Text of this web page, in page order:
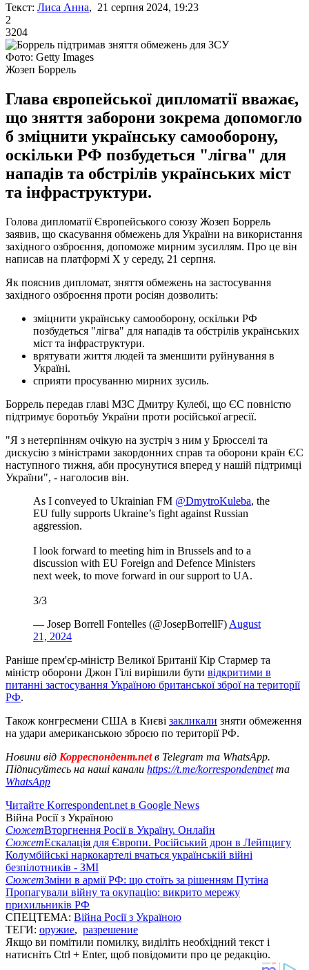
Текст: Лиса Анна, 21 серпня 2024, 19:23
2
3204
Фото: Getty Images
Жозеп Боррель
Глава європейської дипломатії вважає,
що зняття заборони зокрема допомогло
б зміцнити українську самооборону,
оскільки РФ позбудеться "лігва" для
нападів та обстрілів українських міст
та інфраструктури.
Голова дипломатії Європейського союзу Жозеп Боррель
заявив, що скасування обмежень для України на використання
західного озброєння, допоможе мирним зусиллям. Про це він
написав на платформі X у середу, 21 серпня.
Як пояснив дипломат, зняття обмежень на застосування
західного озброєння проти росіян дозволить:
зміцнити українську самооборону, оскільки РФ
позбудеться "лігва" для нападів та обстрілів українських
міст та інфраструктури.
врятувати життя людей та зменшити руйнування в
Україні.
сприяти просуванню мирних зусиль.
Боррель передав главі МЗС Дмитру Кулебі, що ЄС повністю
підтримує боротьбу України проти російської агресії.
"Я з нетерпінням очікую на зустріч з ним у Брюсселі та
дискусію з міністрами закордонних справ та оборони країн ЄС
наступного тижня, аби просунутися вперед у нашій підтримці
України", - наголосив він.
As I conveyed to Ukrainian FM @DmytroKuleba, the
EU fully supports Ukraine’s fight against Russian
aggression.
I look forward to meeting him in Brussels and to a
discussion with EU Foreign and Defence Ministers
next week, to move forward in our support to UA.
3/3
— Josep Borrell Fontelles (@JosepBorrellF) August
21, 2024
Раніше прем'єр-міністр Великої Британії Кір Стармер та
міністр оборони Джон Гілі вирішили бути відкритими в
питанні застосування Україною британської зброї на території
РФ.
Також конгресмени США в Києві закликали зняти обмеження
на удари американською зброєю по території РФ.
Новини від Корреспондент.netв Telegram та WhatsApp.
Підписуйтесь на наші канали https://t.me/korrespondentnetта
WhatsApp
Читайте Korrespondent.net в Google News
Війна Росії з Україною
СюжетВторгнення Росії в Україну. Онлайн
СюжетЕскалація для Європи. Російський дрон в Лейпцигу
Колумбійські наркокартелі вчаться українській війні
безпілотників - ЗМІ
СюжетЗміни в армії РФ: що стоїть за рішенням Путіна
Пропагували війну та окупацію: викрито мережу
прихильників РФ
СПЕЦТЕМА: Війна Росії з Україною
ТЕГИ: оружие, разрешение
Якщо ви помітили помилку, виділіть необхідний текст і
натисніть Ctrl + Enter, щоб повідомити про це редакцію.